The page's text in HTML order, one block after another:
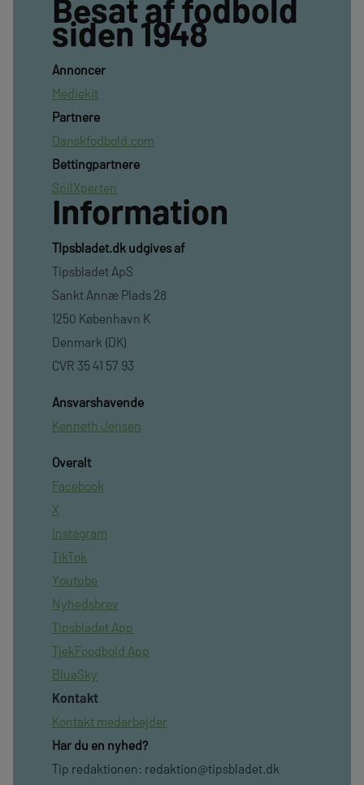
Besat af fodbold
siden 1948
Annoncer
Mediekit
Partnere
Danskfodbold.com
Bettingpartnere
SpilXperten
Information
TIpsbladet.dk udgives af
Tipsbladet ApS
Sankt Annæ Plads 28
1250 København K
Denmark (DK)
CVR 35 41 57 93
Ansvarshavende
Kenneth Jensen
Overalt
Facebook
X
Instagram
TikTok
Youtube
Nyhedsbrev
Tipsbladet App
TjekFoodbold App
BlueSky
Kontakt
Kontakt medarbejder
Har du en nyhed?
Tip redaktionen: redaktion@tipsbladet.dk